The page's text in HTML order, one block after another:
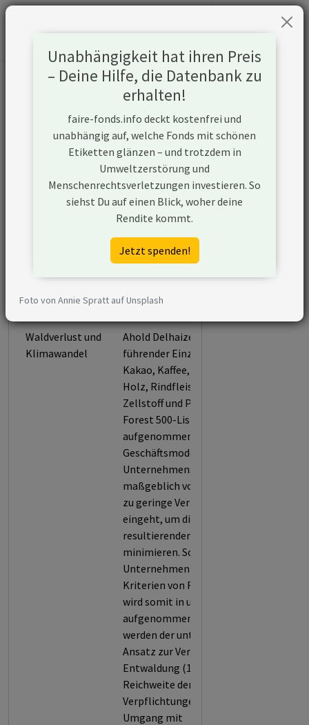
Informationen zum Unternehmen
Ahold Delhaize
https://www.aholddelhaize.com
Konflikte
Koninklijke Ahold Delhaize N.V.,
kurz Ahold Delhaize, ist die
Muttergesellschaft eines
internationalen Lebensmittel-
Hauptsitz in den Niederlanden.
Waldverlust und
Klimawandel
Ahold Delhaize wurde als
führender Einzelhändler für
Kakao, Kaffee, Soja, Palmöl,
Holz, Rindfleisch sowie
Zellstoff und Papier in die
Forest 500-Liste
aufgenommen, weil das
Geschäftsmodell des
Unternehmens die Entwaldung
maßgeblich vorantreibt und es
zu geringe Verpflichtungen
eingeht, um die daraus
resultierenden Schäden zu
minimieren. So erfüllt das
Unternehmen nur 41,3 % der
Kriterien von Forest 500 und
wird somit in unsere Datenbank
aufgenommen. Bewertet
werden der unternehmensweite
Ansatz zur Vermeidung von
Entwaldung (1), die Stärke und
Reichweite der entsprechenden
Verpflichtungen (2), der
Umgang mit
Unabhängigkeit hat ihren Preis
– Deine Hilfe, die Datenbank zu
erhalten!
faire-fonds.info deckt kostenfrei und
unabhängig auf, welche Fonds mit schönen
Etiketten glänzen – und trotzdem in
Umweltzerstörung und
Menschenrechtsverletzungen investieren. So
siehst Du auf einen Blick, woher deine
Rendite kommt.
Jetzt spenden!
Foto von Annie Spratt auf Unsplash